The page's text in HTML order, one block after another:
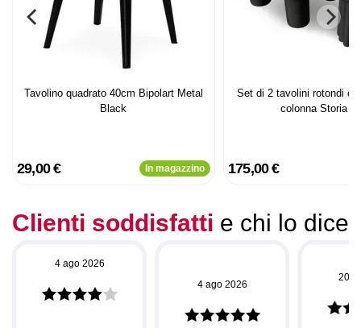
Tavolino quadrato 40cm Bipolart Metal
Black
29,00 € In magazzino
Set di 2 tavolini rotondi
colonna Storia
175,00 €
Clienti soddisfatti e chi lo dice
4 ago 2026
4 ago 2026
20